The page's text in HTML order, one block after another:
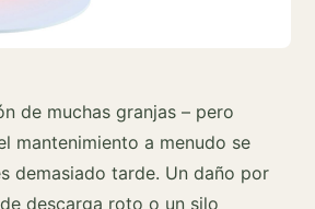
de muchas granjas – pero
mantenimiento a menudo se
demasiado tarde. Un daño por
descarga roto o un silo